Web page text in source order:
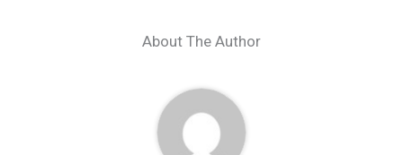
About The Author